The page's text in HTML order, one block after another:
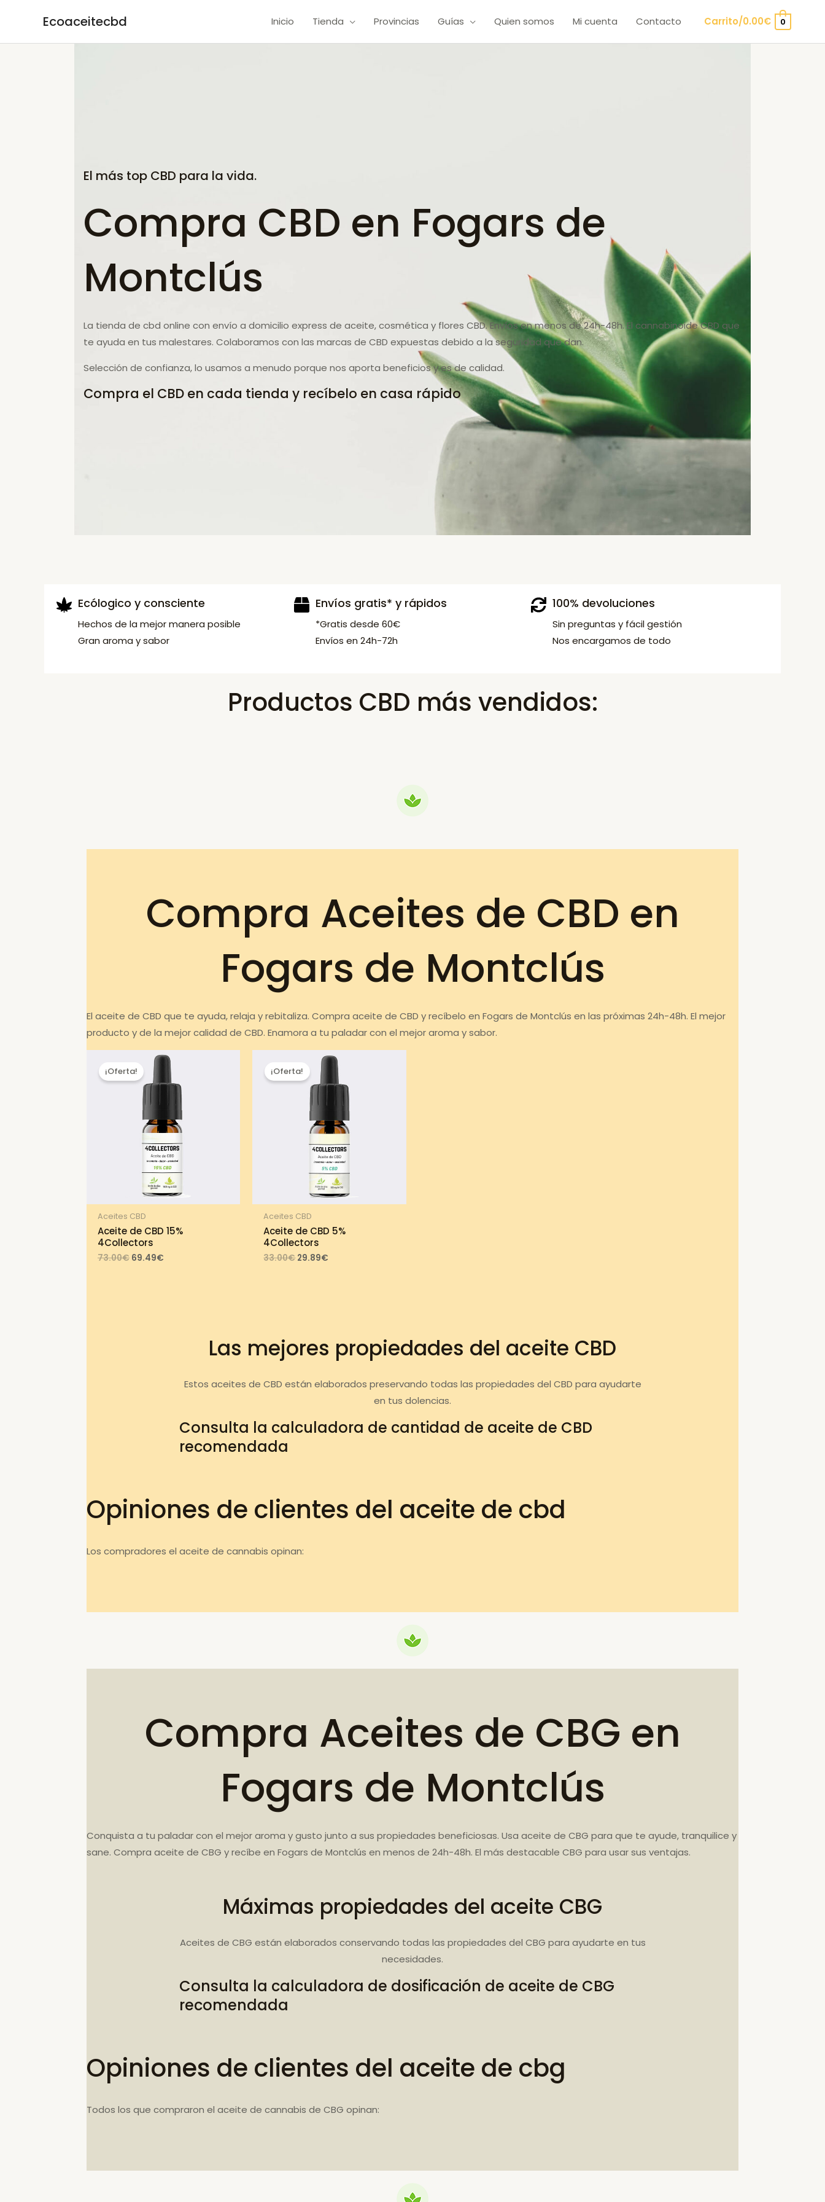
contenido
Ecoaceitecbd Inicio Tienda Provincias Guías Quien somos Mi cuenta Contacto Carrito/0.00€ 0
El más top CBD para la vida.
Compra CBD en Fogars de
Montclús
La tienda de cbd online con envío a domicilio express de aceite, cosmética y flores CBD. Envíos en menos de 24h-48h. El cannabinoide CBD que
te ayuda en tus malestares. Colaboramos con las marcas de CBD expuestas debido a la seguridad que dan.
Selección de confianza, lo usamos a menudo porque nos aporta beneficios y es de calidad.
Compra el CBD en cada tienda y recíbelo en casa rápido
Ecólogico y consciente
Hechos de la mejor manera posible
Gran aroma y sabor
Envíos gratis* y rápidos
*Gratis desde 60€
Envíos en 24h-72h
100% devoluciones
Sin preguntas y fácil gestión
Nos encargamos de todo
Productos CBD más vendidos:
Compra Aceites de CBD en
Fogars de Montclús
El aceite de CBD que te ayuda, relaja y rebitaliza. Compra aceite de CBD y recíbelo en Fogars de Montclús en las próximas 24h-48h. El mejor
producto y de la mejor calidad de CBD. Enamora a tu paladar con el mejor aroma y sabor.
¡Oferta!
Aceites CBD
Aceite de CBD 15%
4Collectors
73.00€ Original
69.49€Current
¡Oferta!
Aceites CBD
Aceite de CBD 5%
4Collectors
33.00€Original
29.89€
Las mejores propiedades del aceite CBD
Estos aceites de CBD están elaborados preservando todas las propiedades del CBD para ayudarte
en tus dolencias.
Consulta la calculadora de cantidad de aceite de CBD
recomendada
Opiniones de clientes del aceite de cbd
Los compradores el aceite de cannabis opinan:
Compra Aceites de CBG en
Fogars de Montclús
Conquista a tu paladar con el mejor aroma y gusto junto a sus propiedades beneficiosas. Usa aceite de CBG para que te ayude, tranquilice y
sane. Compra aceite de CBG y recíbe en Fogars de Montclús en menos de 24h-48h. El más destacable CBG para usar sus ventajas.
Máximas propiedades del aceite CBG
Aceites de CBG están elaborados conservando todas las propiedades del CBG para ayudarte en tus
necesidades.
Consulta la calculadora de dosificación de aceite de CBG
recomendada
Opiniones de clientes del aceite de cbg
Todos los que compraron el aceite de cannabis de CBG opinan: